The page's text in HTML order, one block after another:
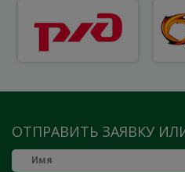
ОТПРАВИТЬ ЗАЯВКУ